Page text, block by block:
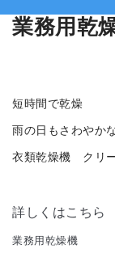
業務用乾
短時間で乾燥
雨の日もさわやか
衣類乾燥機 クリ
詳しくはこちら
業務用乾燥機